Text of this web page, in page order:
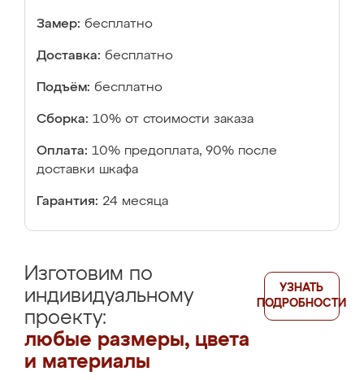
Замер: бесплатно
Доставка: бесплатно
Подъём: бесплатно
Сборка: 10% от стоимости заказа
Оплата: 10% предоплата, 90% после
доставки шкафа
Гарантия: 24 месяца
Изготовим по
индивидуальному
проекту:
любые размеры, цвета
и материалы
УЗНАТЬ
ПОДРОБНОСТИ